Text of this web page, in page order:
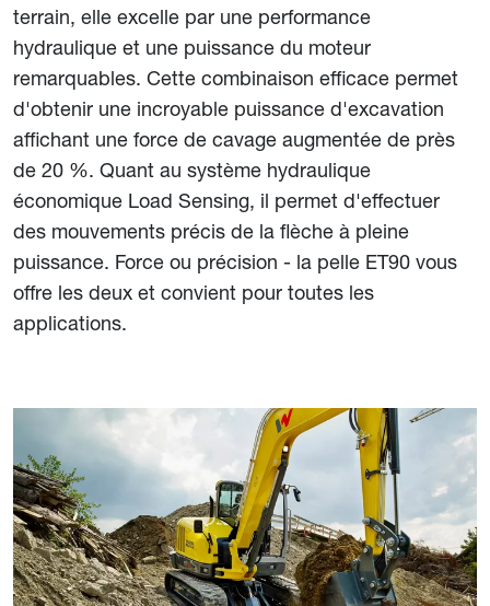
terrain, elle excelle par une performance
hydraulique et une puissance du moteur
remarquables. Cette combinaison efficace permet
d'obtenir une incroyable puissance d'excavation
affichant une force de cavage augmentée de près
de 20 %. Quant au système hydraulique
économique Load Sensing, il permet d'effectuer
des mouvements précis de la flèche à pleine
puissance. Force ou précision - la pelle ET90 vous
offre les deux et convient pour toutes les
applications.